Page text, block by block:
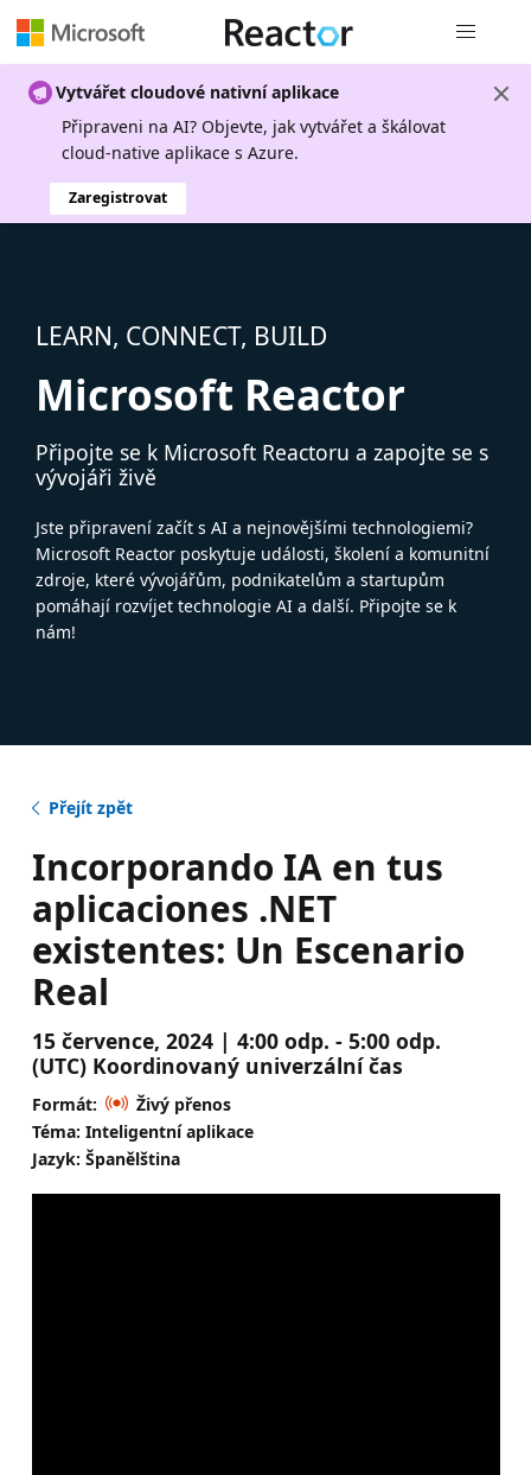
Vytvářet cloudové nativní aplikace
Připraveni na AI? Objevte, jak vytvářet a škálovat
cloud-native aplikace s Azure.
Zaregistrovat
LEARN, CONNECT, BUILD
Microsoft Reactor
Připojte se k Microsoft Reactoru a zapojte se s
vývojáři živě
Jste připravení začít s AI a nejnovějšími technologiemi?
Microsoft Reactor poskytuje události, školení a komunitní
zdroje, které vývojářům, podnikatelům a startupům
pomáhají rozvíjet technologie AI a další. Připojte se k
nám!
Přejít zpět
Incorporando IA en tus
aplicaciones .NET
existentes: Un Escenario
Real
15 července, 2024 | 4:00 odp. - 5:00 odp.
(UTC) Koordinovaný univerzální čas
Formát:
Živý přenos
Téma: Inteligentní aplikace
Jazyk: Španělština